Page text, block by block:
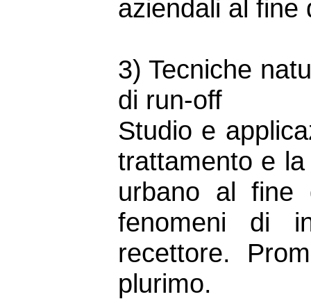
aziendali al fine
3) Tecniche
di run-off
Studio e
trattamento e
urbano al fine
fenomeni di
recettore.
plurimo.